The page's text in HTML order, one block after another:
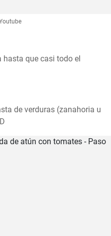
que casi todo el
de verduras (zanahoria u